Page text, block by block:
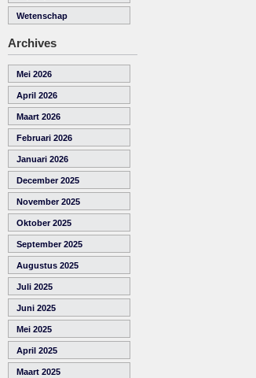
Wetenschap
Archives
Mei 2026
April 2026
Maart 2026
Februari 2026
Januari 2026
December 2025
November 2025
Oktober 2025
September 2025
Augustus 2025
Juli 2025
Juni 2025
Mei 2025
April 2025
Maart 2025